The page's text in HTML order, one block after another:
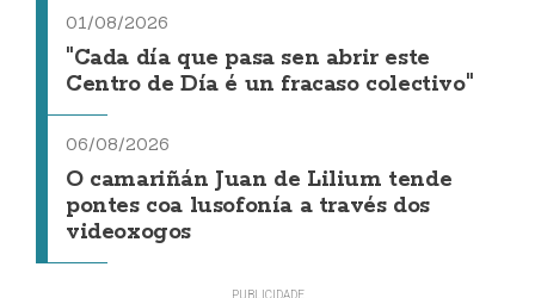
01/08/2026
"Cada día que pasa sen abrir este
Centro de Día é un fracaso colectivo"
06/08/2026
O camariñán Juan de Lilium tende
pontes coa lusofonía a través dos
videoxogos